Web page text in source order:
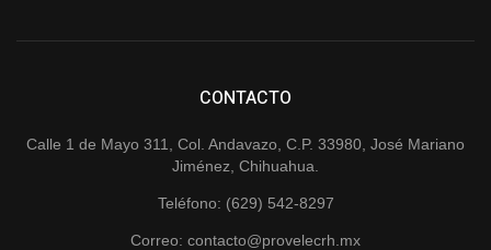
CONTACTO
Calle 1 de Mayo 311, Col. Andavazo, C.P. 33980, José Mariano
Jiménez, Chihuahua.
Teléfono: (629) 542-8297
Correo: contacto@provelecrh.mx